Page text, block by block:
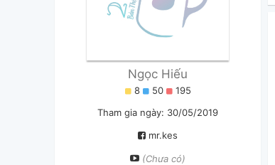
Ngọc Hiếu
8 50
195
Tham gia ngày: 30/05/2019
mr.kes
(Chưa có)